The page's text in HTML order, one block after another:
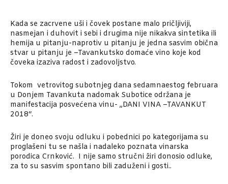
Kada se zacrvene uši i čovek postane malo pričljiviji,
nasmejan i duhovit i sebi i drugima nije nikakva sintetika ili
hemija u pitanju-naprotiv u pitanju je jedna sasvim obična
stvar u pitanju je –Tavankutsko domaće vino koje kod
čoveka izaziva radost i zadovoljstvo.
Tokom vetrovitog subotnjeg dana sedamnaestog februara
u Donjem Tavankuta nadomak Subotice održana je
manifestacija posvećena vinu- „DANI VINA –TAVANKUT
2018“.
Žiri je doneo svoju odluku i pobednici po kategorijama su
proglašeni tu se našla i nadaleko poznata vinarska
porodica Crnković. I nije samo stručni žiri donosio odluke,
za to su sasvim spontano bili zaduženi i gosti..